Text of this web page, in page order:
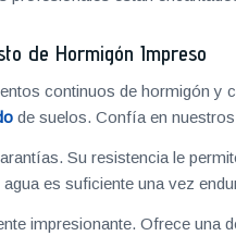
de Hormigón Impreso
continuos de hormigón y
de suelos. Confía en
Su resistencia le
es suficiente una vez
impresionante. Ofrece una